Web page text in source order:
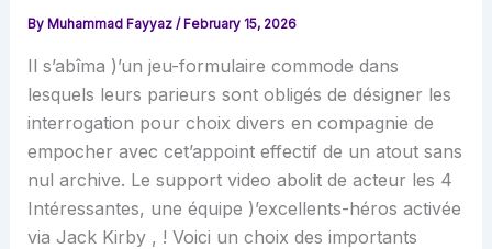
By Muhammad Fayyaz / February 15, 2026
Il s’abîma )’un jeu-formulaire commode dans
lesquels leurs parieurs sont obligés de désigner les
interrogation pour choix divers en compagnie de
empocher avec cet’appoint effectif de un atout sans
nul archive. Le support video abolit de acteur les 4
Intéressantes, une équipe )’excellents-héros activée
via Jack Kirby , ! Voici un choix des importants